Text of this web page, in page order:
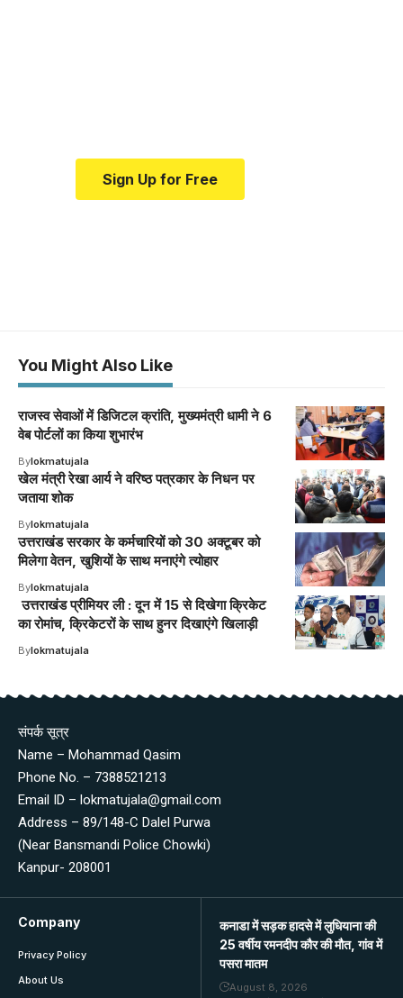
Sign Up for Free
You Might Also Like
राजस्व सेवाओं में डिजिटल क्रांति, मुख्यमंत्री धामी ने 6
वेब पोर्टलों का किया शुभारंभ
Bylokmatujala
खेल मंत्री रेखा आर्य ने वरिष्ठ पत्रकार के निधन पर
जताया शोक
Bylokmatujala
उत्तराखंड सरकार के कर्मचारियों को 30 अक्टूबर को
मिलेगा वेतन, खुशियों के साथ मनाएंगे त्योहार
Bylokmatujala
उत्तराखंड प्रीमियर ली : दून में 15 से दिखेगा क्रिकेट
का रोमांच, क्रिकेटरों के साथ हुनर दिखाएंगे खिलाड़ी
Bylokmatujala
संपर्क सूत्र
Name – Mohammad Qasim
Phone No. – 7388521213
Email ID – lokmatujala@gmail.com
Address – 89/148-C Dalel Purwa
(Near Bansmandi Police Chowki)
Kanpur- 208001
Company
Privacy Policy
About Us
कनाडा में सड़क हादसे में लुधियाना की
25 वर्षीय रमनदीप कौर की मौत, गांव में
पसरा मातम
August 8, 2026